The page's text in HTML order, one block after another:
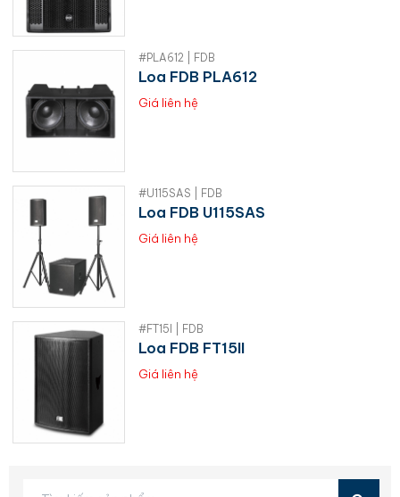
#PLA612 | FDB
Loa FDB PLA612
Giá liên hệ
#U115SAS | FDB
Loa FDB U115SAS
Giá liên hệ
#FT15I | FDB
Loa FDB FT15II
Giá liên hệ